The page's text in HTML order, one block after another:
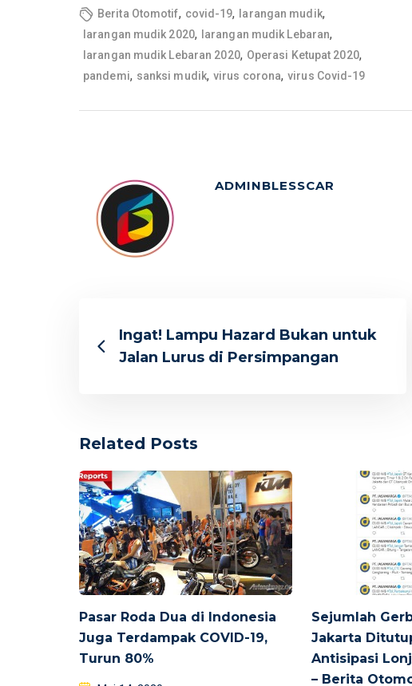
Berita Otomotif, covid-19, larangan mudik,
larangan mudik 2020, larangan mudik Lebaran,
larangan mudik Lebaran 2020, Operasi Ketupat 2020,
pandemi, sanksi mudik, virus corona, virus Covid-19
ADMINBLESSCAR
Ingat! Lampu Hazard Bukan untuk
Jalan Lurus di Persimpangan
Related Posts
Pasar Roda Dua di Indonesia
Juga Terdampak COVID-19,
Turun 80%
Sejumlah
Jakarta
Antisipasi
– Berita